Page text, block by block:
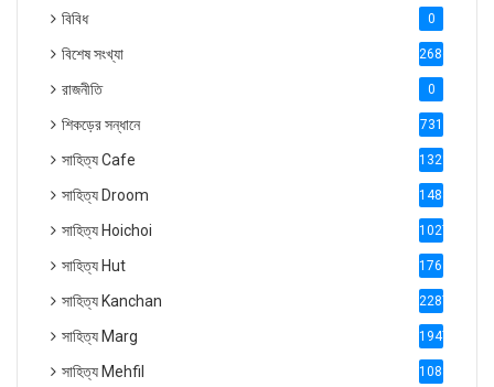
বিবিধ 0
বিশেষ সংখ্যা 2686
রাজনীতি 0
শিকড়ের সন্ধানে 731
সাহিত্য Cafe 1321
সাহিত্য Droom 1488
সাহিত্য Hoichoi 1027
সাহিত্য Hut 1769
সাহিত্য Kanchan 2287
সাহিত্য Marg 1947
সাহিত্য Mehfil 1088